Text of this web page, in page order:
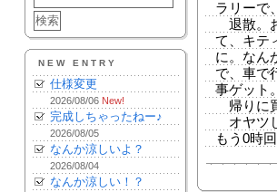
NEW ENTRY
仕様変更
2026/08/06 New!
完成しちゃったねー♪
2026/08/05
なんか涼しいよ？
2026/08/04
なんか涼しい！？
ラリーで
退散。
て、キテ
に。なん
で、車で
事ゲット
帰りに
オヤツ
もう0時